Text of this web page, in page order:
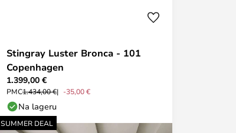
Stingray Luster Bronca - 101
Copenhagen
1.399,00 €
PMC1.434,00 € -35,00 €
Na lageru
SUMMER DEAL